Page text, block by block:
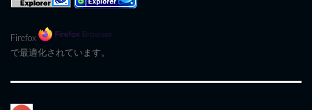
Firefox
で最適化されています。